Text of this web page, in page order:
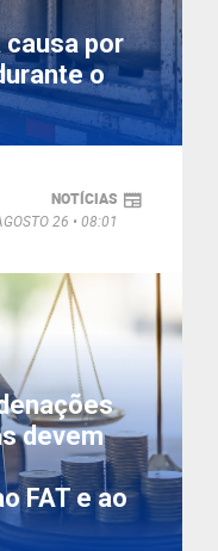
causa por
o
NOTÍCIAS
26
08:01
devem
FAT e ao